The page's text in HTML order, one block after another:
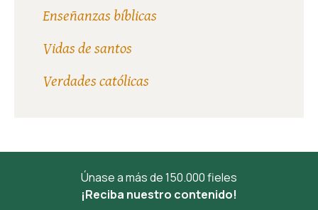
Enseñanzas bíblicas
Vidas de santos
Verdades católicas
Únase a más de 150.000 fieles
¡Reciba nuestro contenido!